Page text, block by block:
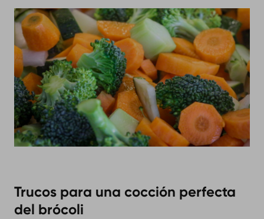
Trucos para una cocción perfecta
del brócoli